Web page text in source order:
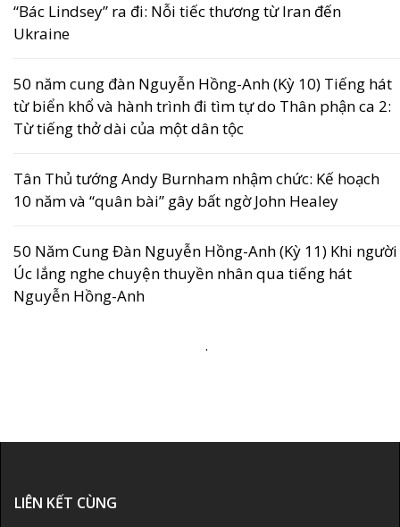
“Bác Lindsey” ra đi: Nỗi tiếc thương từ Iran đến
Ukraine
50 năm cung đàn Nguyễn Hồng-Anh (Kỳ 10) Tiếng hát
từ biển khổ và hành trình đi tìm tự do Thân phận ca 2:
Từ tiếng thở dài của một dân tộc
Tân Thủ tướng Andy Burnham nhậm chức: Kế hoạch
10 năm và “quân bài” gây bất ngờ John Healey
50 Năm Cung Đàn Nguyễn Hồng-Anh (Kỳ 11) Khi người
Úc lắng nghe chuyện thuyền nhân qua tiếng hát
Nguyễn Hồng-Anh
.
LIÊN KẾT CÙNG